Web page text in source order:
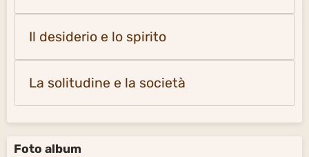
Il desiderio e lo spirito
La solitudine e la società
Foto album